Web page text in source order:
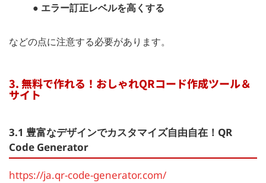
● エラー訂正レベルを高くする
などの点に注意する必要があります。
3. 無料で作れる！おしゃれQRコード作成ツール＆
サイト
3.1 豊富なデザインでカスタマイズ自由自在！QR
Code Generator
https://ja.qr-code-generator.com/